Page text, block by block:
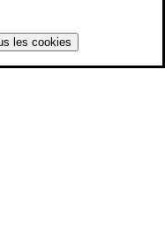
les cookies